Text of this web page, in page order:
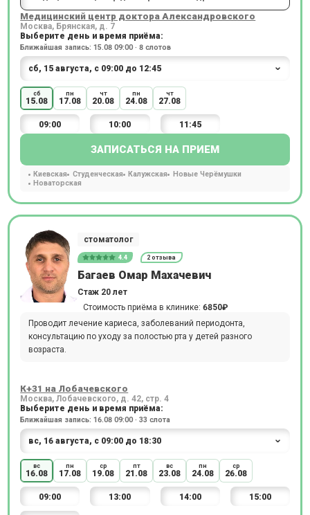
Медицинский центр доктора Александровского
Москва, Брянская, д. 7
Выберите день и время приёма:
Ближайшая запись: 15.08 09:00 · 8 слотов
сб
15.08
пн
17.08
чт
20.08
пн
24.08
чт
27.08
09:00 10:00 11:45
ЗАПИСАТЬСЯ НА ПРИЕМ
Киевская Студенческая Калужская
Новые Черёмушки
Новаторская
стоматолог
4.4 2 отзыва
Багаев Омар Махачевич
Стаж 20 лет
Стоимость приёма в клинике: 6850₽
Проводит лечение кариеса, заболеваний периодонта,
консультацию по уходу за полостью рта у детей разного
возраста.
К+31 на Лобачевского
Москва, Лобачевского, д. 42, стр. 4
Выберите день и время приёма:
Ближайшая запись: 16.08 09:00 · 33 слота
вс
16.08
пн
17.08
ср
19.08
пт
21.08
вс
23.08
пн
24.08
ср
26.08
09:00 13:00 14:00 15:00